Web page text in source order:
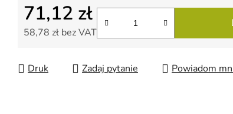
71,12 zł
58,78 zł bez VAT
Druk Zadaj pytanie Powiadom